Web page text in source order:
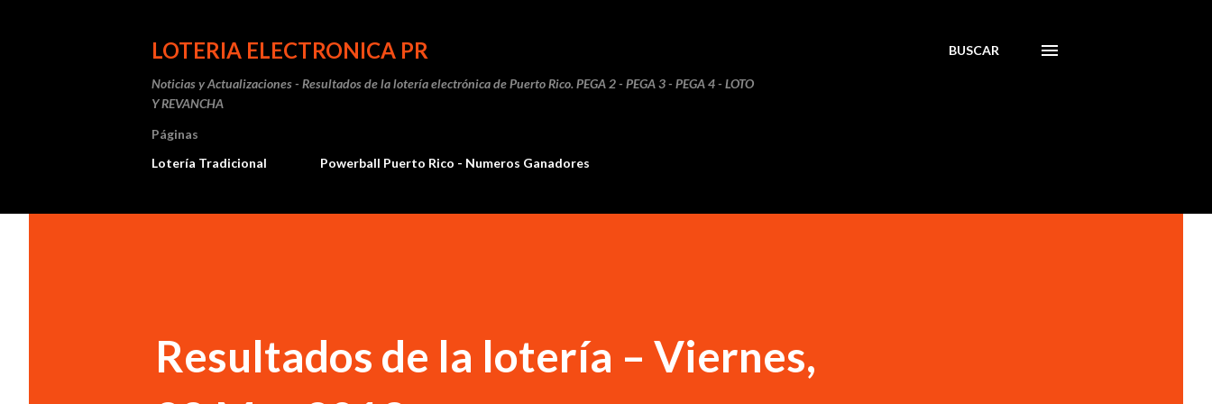
LOTERIA ELECTRONICA PR
Noticias y Actualizaciones - Resultados de la lotería electrónica de Puerto Rico. PEGA 2 - PEGA 3 - PEGA 4 - LOTO
Y REVANCHA
BUSCAR
Páginas
Lotería Tradicional
Powerball Puerto Rico - Numeros Ganadores
Resultados de la lotería – Viernes,